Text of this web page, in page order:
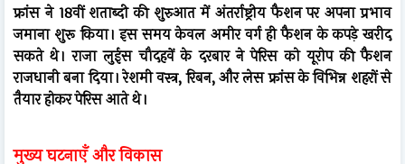
फ्रांस ने 18वीं शताब्दी की शुरुआत में अंतर्राष्ट्रीय फैशन पर अपना प्रभाव
जमाना शुरू किया। इस समय केवल अमीर वर्ग ही फैशन के कपड़े खरीद
सकते थे। राजा लुईस चौदहवें के दरबार ने पेरिस को यूरोप की फैशन
राजधानी बना दिया। रेशमी वस्त्र, रिबन, और लेस फ्रांस के विभिन्न शहरों से
तैयार होकर पेरिस आते थे।
मुख्य घटनाएँ और विकास